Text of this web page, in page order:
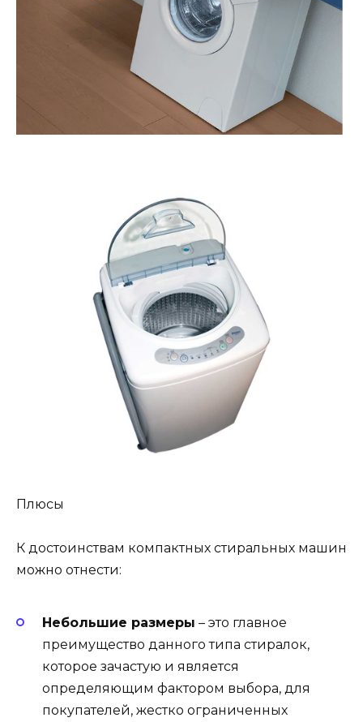
Плюсы
К достоинствам компактных стиральных машин
можно отнести:
Небольшие размеры – это главное
преимущество данного типа стиралок,
которое зачастую и является
определяющим фактором выбора, для
покупателей, жестко ограниченных